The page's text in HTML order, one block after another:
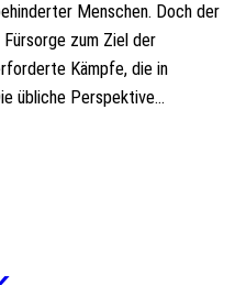
Menschen. Doch der
zum Ziel der
Kämpfe, die in
übliche Perspektive…